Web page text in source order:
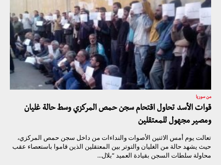
من سوريا
قوات الأسد تحاول اقتحام سجن حمص المركزي وسط حالة غليان
ومصير مجهول للمعتقلين
تعالت يوم أمس الاثنين الأصوات والنداءات من داخل سجن حمص المركزي،
حيث يشهد حالة من الغليان والتوتر بين المعتقلين الذين قاموا باستعصاء عقب
محاولة سلطات السجن بقيادة العميد “بلال...